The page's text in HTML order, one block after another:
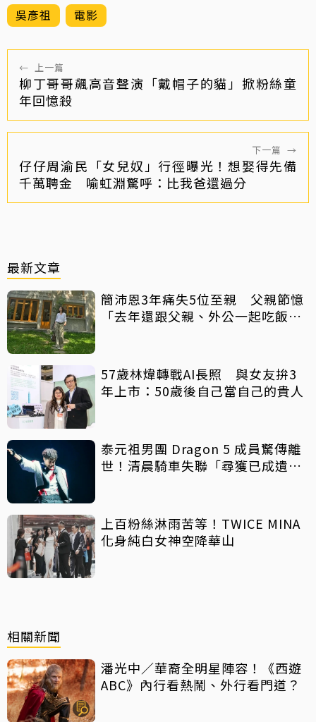
吳彥祖 電影
← 上一篇
柳丁哥哥飆高音聲演「戴帽子的貓」掀粉絲童
年回憶殺
下一篇 →
仔仔周渝民「女兒奴」行徑曝光！想娶得先備
千萬聘金 喻虹淵驚呼：比我爸還過分
最新文章
簡沛恩3年痛失5位至親 父親節憶
「去年還跟父親、外公一起吃飯聊
57歲林煒轉戰AI長照 與女友拚3
年上市：50歲後自己當自己的貴人
泰元祖男團 Dragon 5 成員驚傳離
世！清晨騎車失聯「尋獲已成遺
上百粉絲淋雨苦等！TWICE MINA
化身純白女神空降華山
相關新聞
潘光中／華裔全明星陣容！《西遊
ABC》內行看熱鬧、外行看門道？